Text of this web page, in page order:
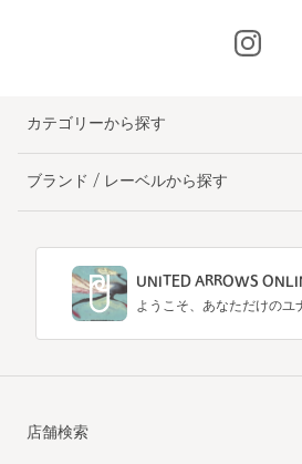
カテゴリーから探す
ブランド / レーベルから探す
UNITED ARROWS
ようこそ、あなただけのユ
店舗検索